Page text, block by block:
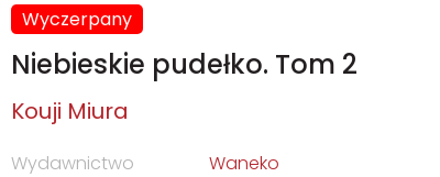
Wyczerpany
Niebieskie pudełko. Tom 2
Kouji Miura
Wydawnictwo
Waneko